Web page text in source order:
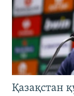
Қазақстан